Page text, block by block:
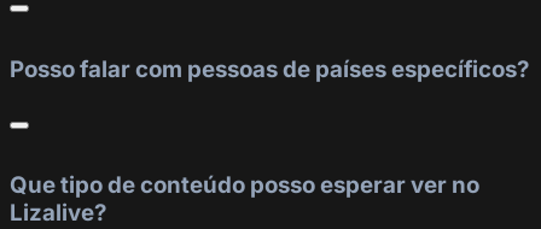
Posso falar com pessoas de países específicos?
Que tipo de conteúdo posso esperar ver no
Lizalive?